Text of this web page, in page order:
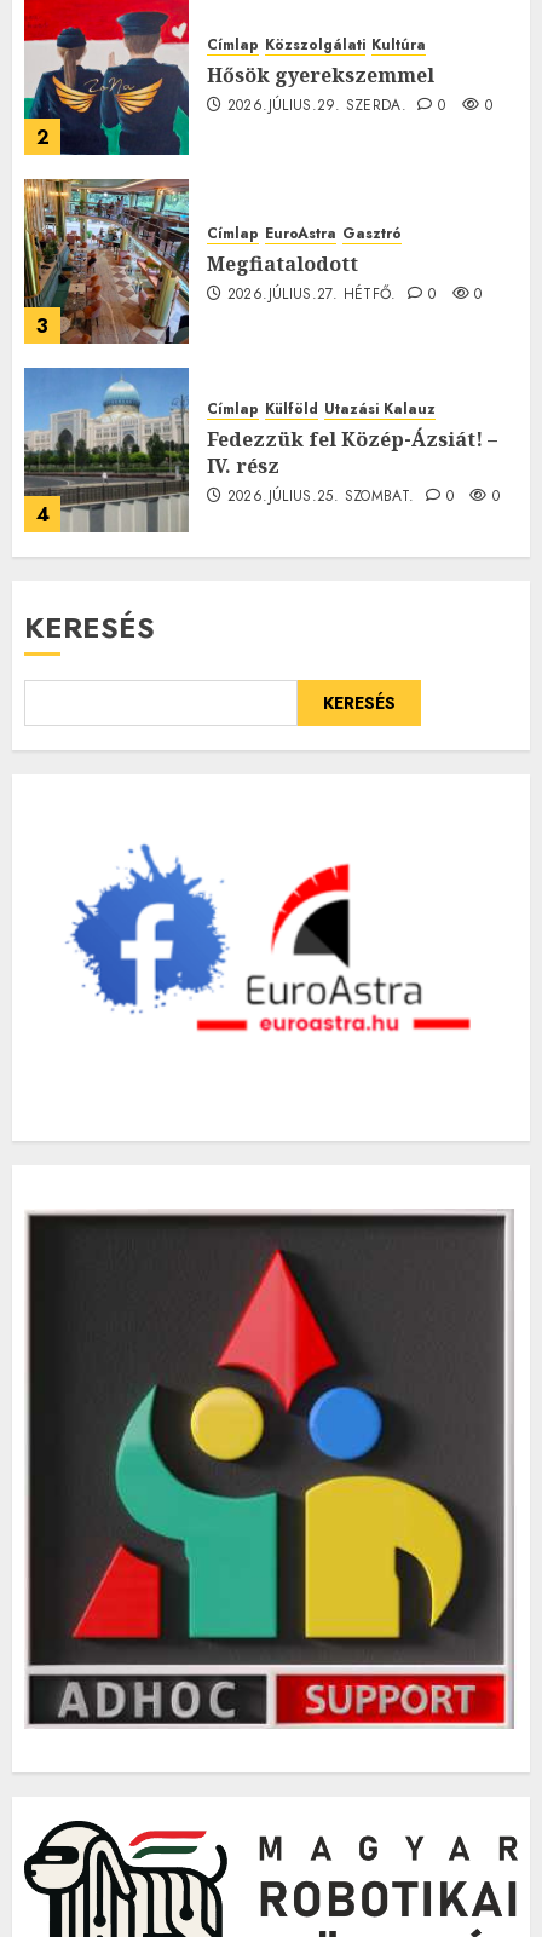
2
Címlap Közszolgálati Kultúra
Hősök gyerekszemmel
2026.JÚLIUS.29. SZERDA. 0 0
3
Címlap EuroAstra Gasztró
Megfiatalodott
2026.JÚLIUS.27. HÉTFŐ. 0 0
4
Címlap Külföld Utazási Kalauz
Fedezzük fel Közép-Ázsiát! –
IV. rész
2026.JÚLIUS.25. SZOMBAT. 0 0
KERESÉS
KERESÉS